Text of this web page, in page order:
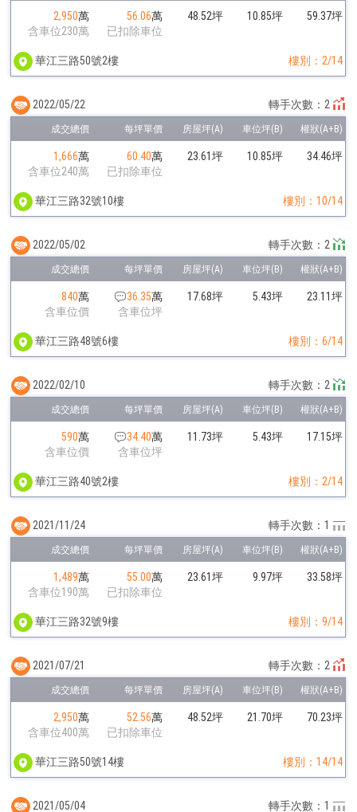
2,950萬
含車位230萬
56.06萬
已扣除車位
48.52坪 10.85坪 59.37坪
華江三路50號2樓 樓別：2/14
1,666萬
含車位240萬
60.40萬
已扣除車位
23.61坪 10.85坪 34.46坪
華江三路32號10樓 樓別：10/14
2022/05/22 轉手次數：2
840萬
含車位價
36.35萬
含車位坪
17.68坪 5.43坪 23.11坪
華江三路48號6樓 樓別：6/14
2022/05/02 轉手次數：2
590萬
含車位價
34.40萬
含車位坪
11.73坪 5.43坪 17.15坪
華江三路40號2樓 樓別：2/14
2022/02/10 轉手次數：2
1,489萬
含車位190萬
55.00萬
已扣除車位
23.61坪 9.97坪 33.58坪
華江三路32號9樓 樓別：9/14
2021/11/24 轉手次數：1
2,950萬
含車位400萬
52.56萬
已扣除車位
48.52坪 21.70坪 70.23坪
華江三路50號14樓 樓別：14/14
2021/07/21 轉手次數：2
2021/05/04 轉手次數：1